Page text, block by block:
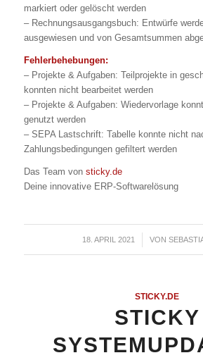
markiert oder gelöscht werden
– Rechnungsausgangsbuch: Entwürfe
ausgewiesen und von Gesamtsummen
Fehlerbehebungen:
– Projekte & Aufgaben: Teilprojekte in
konnten nicht bearbeitet werden
– Projekte & Aufgaben: Wiedervorlage
genutzt werden
– SEPA Lastschrift: Tabelle konnte nicht
Zahlungsbedingungen gefiltert werden
Das Team von sticky.de
Deine innovative ERP-Softwarelösung
18. APRIL 2021
/ VON
STICKY.DE
STICKY